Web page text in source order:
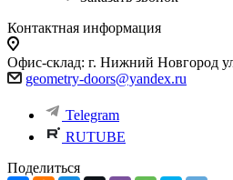
Контактная информация
Офис-склад: г. Нижний Новгород
geometry-doors@yandex.ru
Telegram
RUTUBE
Поделиться